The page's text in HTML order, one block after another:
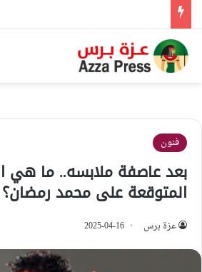
فنون
بعد عاصفة ملابسه.. ما هي
المتوقعة على محمد رمضان؟
عزة برس 2025-04-16